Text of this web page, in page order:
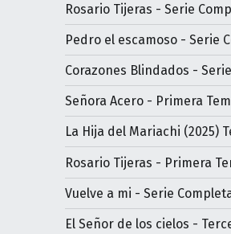
Rosario Tijeras - Serie
Pedro el escamoso - Serie
Corazones Blindados -
Señora Acero - Primera
La Hija del Mariachi (2025)
Rosario Tijeras - Primera
Vuelve a mi - Serie
El Señor de los cielos -